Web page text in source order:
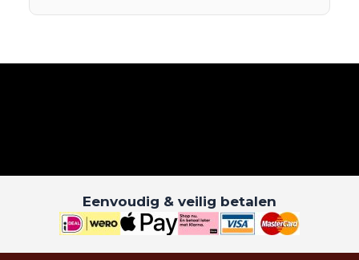
Eenvoudig & veilig betalen